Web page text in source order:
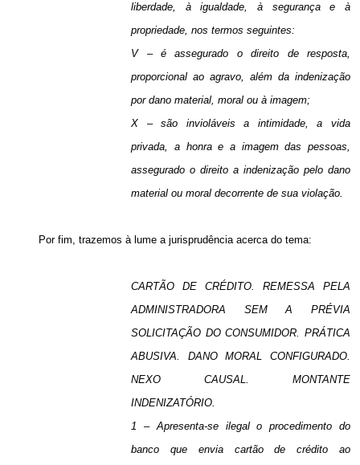
liberdade, à igualdade, à segurança e à
propriedade, nos termos seguintes:
V – é assegurado o direito de resposta,
proporcional ao agravo, além da indenização
por dano material, moral ou à imagem;
X – são invioláveis a intimidade, a vida
privada, a honra e a imagem das pessoas,
assegurado o direito a indenização pelo dano
material ou moral decorrente de sua violação.
Por fim, trazemos à lume a jurisprudência acerca do tema:
CARTÃO DE CRÉDITO. REMESSA PELA
ADMINISTRADORA SEM A PRÉVIA
SOLICITAÇÃO DO CONSUMIDOR. PRÁTICA
ABUSIVA. DANO MORAL CONFIGURADO.
NEXO CAUSAL. MONTANTE
INDENIZATÓRIO.
1 – Apresenta-se ilegal o procedimento do
banco que envia cartão de crédito ao